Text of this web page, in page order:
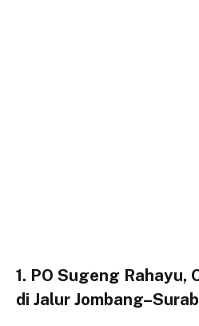
1. PO Sugeng Rahayu,
di Jalur